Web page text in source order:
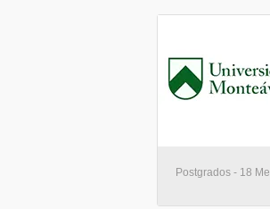
Postgrados - 18